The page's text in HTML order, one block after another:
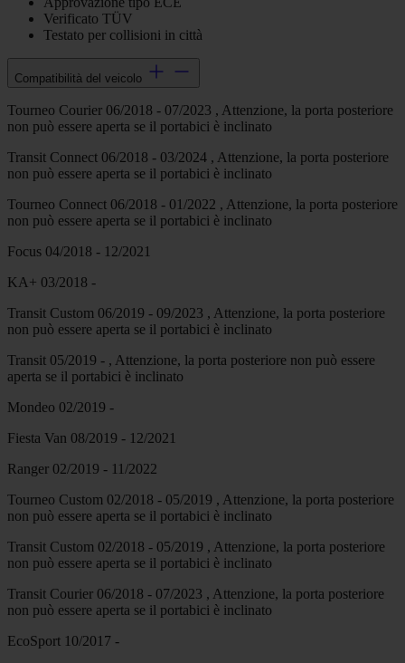
Verificato TÜV
Testato per collisioni in città
Compatibilità del veicolo
Tourneo Courier 06/2018 - 07/2023 , Attenzione, la porta posteriore
non può essere aperta se il portabici è inclinato
Transit Connect 06/2018 - 03/2024 , Attenzione, la porta posteriore
non può essere aperta se il portabici è inclinato
Tourneo Connect 06/2018 - 01/2022 , Attenzione, la porta posteriore
non può essere aperta se il portabici è inclinato
Focus 04/2018 - 12/2021
KA+ 03/2018 -
Transit Custom 06/2019 - 09/2023 , Attenzione, la porta posteriore
non può essere aperta se il portabici è inclinato
Transit 05/2019 - , Attenzione, la porta posteriore non può essere
aperta se il portabici è inclinato
Mondeo 02/2019 -
Fiesta Van 08/2019 - 12/2021
Ranger 02/2019 - 11/2022
Tourneo Custom 02/2018 - 05/2019 , Attenzione, la porta posteriore
non può essere aperta se il portabici è inclinato
Transit Custom 02/2018 - 05/2019 , Attenzione, la porta posteriore
non può essere aperta se il portabici è inclinato
Transit Courier 06/2018 - 07/2023 , Attenzione, la porta posteriore
non può essere aperta se il portabici è inclinato
EcoSport 10/2017 -